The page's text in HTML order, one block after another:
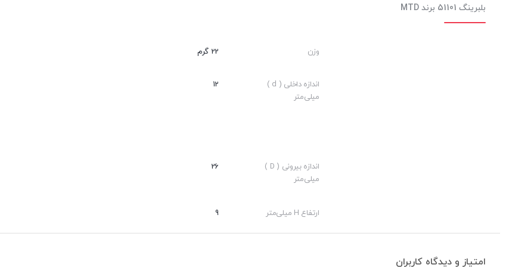
بلبرینگ 51101 برند MTD
وزن 22 گرم
اندازه داخلی ( d )
میلی‌متر
12
اندازه بیرونی ( D )
میلی‌متر
26
ارتفاع H میلی‌متر 9
امتیاز و دیدگاه کاربران